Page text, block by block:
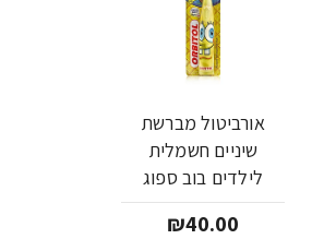
אורביטול מברשת
שיניים חשמלית
לילדים בוב ספוג
₪40.00